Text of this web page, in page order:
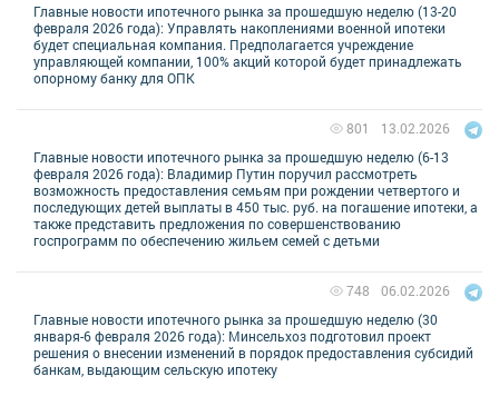
Главные новости ипотечного рынка за прошедшую неделю (13-20
февраля 2026 года): Управлять накоплениями военной ипотеки
будет специальная компания. Предполагается учреждение
управляющей компании, 100% акций которой будет принадлежать
опорному банку для ОПК
Главные новости ипотечного рынка за прошедшую неделю (6-13
февраля 2026 года): Владимир Путин поручил рассмотреть
возможность предоставления семьям при рождении четвертого и
последующих детей выплаты в 450 тыс. руб. на погашение ипотеки, а
также представить предложения по совершенствованию
госпрограмм по обеспечению жильем семей с детьми
13.02.2026
801
Главные новости ипотечного рынка за прошедшую неделю (30
января-6 февраля 2026 года): Минсельхоз подготовил проект
решения о внесении изменений в порядок предоставления субсидий
банкам, выдающим сельскую ипотеку
06.02.2026
748